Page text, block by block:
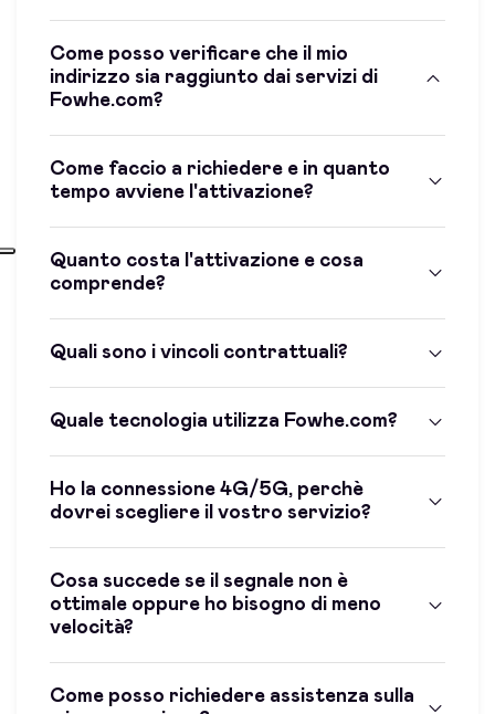
Come posso verificare che il mio
indirizzo sia raggiunto dai servizi di
Fowhe.com?
Come faccio a richiedere e in quanto
tempo avviene l'attivazione?
Quanto costa l'attivazione e cosa
comprende?
Quali sono i vincoli contrattuali?
Quale tecnologia utilizza Fowhe.com?
Ho la connessione 4G/5G, perchè
dovrei scegliere il vostro servizio?
Cosa succede se il segnale non è
ottimale oppure ho bisogno di meno
velocità?
Come posso richiedere assistenza sulla